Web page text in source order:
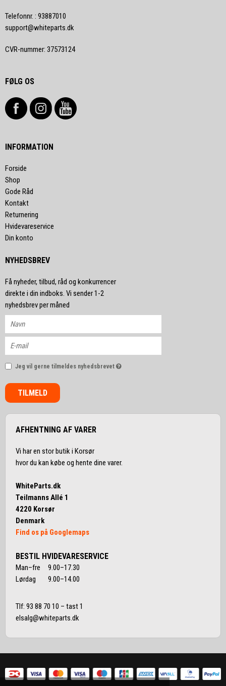
Telefonnr. : 93887010
support@whiteparts.dk
CVR-nummer: 37573124
FØLG OS
INFORMATION
Forside
Shop
Gode Råd
Kontakt
Returnering
Hvidevareservice
Din konto
NYHEDSBREV
Få nyheder, tilbud, råd og konkurrencer
direkte i din indboks. Vi sender 1-2
nyhedsbrev per måned
Jeg vil gerne tilmeldes nyhedsbrevet
TILMELD
AFHENTNING AF VARER
Vi har en stor butik i Korsør
hvor du kan købe og hente dine varer.
WhiteParts.dk
Teilmanns Allé 1
4220 Korsør
Denmark
Find os på Googlemaps
BESTIL HVIDEVARESERVICE
Man–fre 9.00–17.30
Lørdag 9.00–14.00
Tlf: 93 88 70 10 – tast 1
elsalg@whiteparts.dk